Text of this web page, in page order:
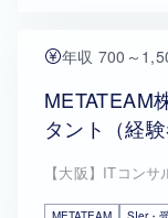
年収 700～
METATEAM
タント（経験
【大阪】ITコンサ